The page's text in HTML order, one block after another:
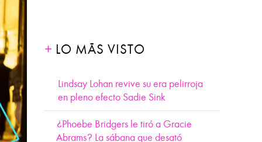
LO MÁS VISTO
Lindsay Lohan revive su era pelirroja
en pleno efecto Sadie Sink
¿Phoebe Bridgers le tiró a Gracie
Abrams? La sábana que desató